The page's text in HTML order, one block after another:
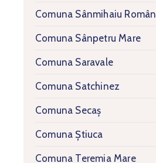
Comuna Sânmihaiu Român
Comuna Sânpetru Mare
Comuna Saravale
Comuna Satchinez
Comuna Secaș
Comuna Știuca
Comuna Teremia Mare